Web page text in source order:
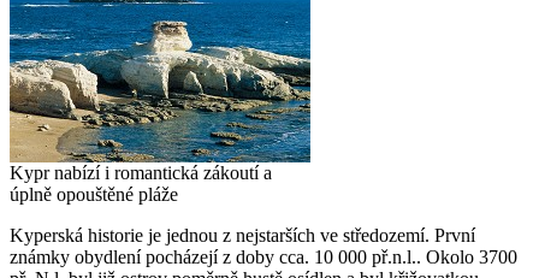
Kypr nabízí i romantická zákoutí a
úplně opouštěné pláže
Kyperská historie je jednou z nejstarších ve středozemí. První
známky obydlení pocházejí z doby cca. 10 000 př.n.l.. Okolo 3700